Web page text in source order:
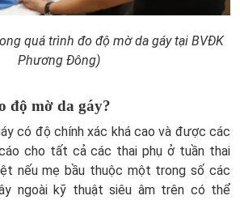
quá trình đo độ mờ da gáy tại BVĐK
Phương Đông)
độ mờ da gáy?
có độ chính xác khá cao và được các
cho tất cả các thai phụ ở tuần thai
nếu mẹ bầu thuộc một trong số các
ngoài kỹ thuật siêu âm trên có thể